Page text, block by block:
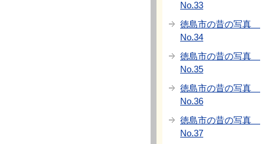
No.33
徳島市の昔の写真
No.34
徳島市の昔の写真
No.35
徳島市の昔の写真
No.36
徳島市の昔の写真
No.37